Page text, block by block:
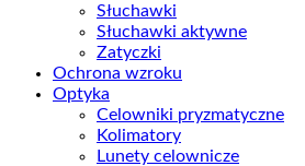
Słuchawki
Słuchawki aktywne
Zatyczki
Ochrona wzroku
Optyka
Celowniki pryzmatyczne
Kolimatory
Lunety celownicze